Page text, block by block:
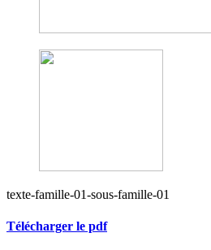
texte-famille-01-sous-famille-01
Télécharger le pdf